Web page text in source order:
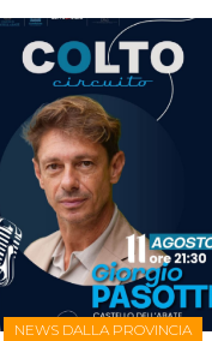
NEWS DALLA PROVINCIA